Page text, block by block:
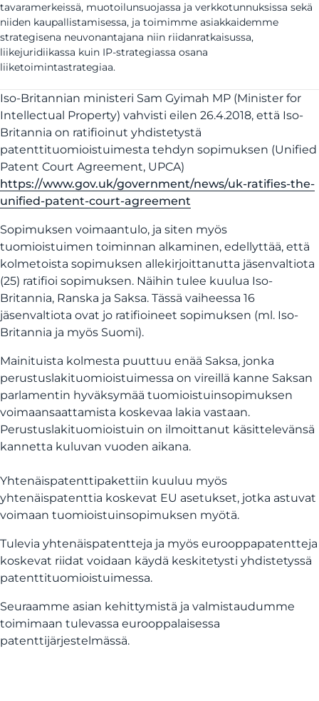
tavaramerkeissä, muotoilunsuojassa ja verkkotunnuksissa sekä
niiden kaupallistamisessa, ja toimimme asiakkaidemme
strategisena neuvonantajana niin riidanratkaisussa,
liikejuridiikassa kuin IP-strategiassa osana
liiketoimintastrategiaa.
Iso-Britannian ministeri Sam Gyimah MP (Minister for
Intellectual Property) vahvisti eilen 26.4.2018, että Iso-
Britannia on ratifioinut yhdistetystä
patenttituomioistuimesta tehdyn sopimuksen (Unified
Patent Court Agreement, UPCA)
https://www.gov.uk/government/news/uk-ratifies-the-
unified-patent-court-agreement
Sopimuksen voimaantulo, ja siten myös
tuomioistuimen toiminnan alkaminen, edellyttää, että
kolmetoista sopimuksen allekirjoittanutta jäsenvaltiota
(25) ratifioi sopimuksen. Näihin tulee kuulua Iso-
Britannia, Ranska ja Saksa. Tässä vaiheessa 16
jäsenvaltiota ovat jo ratifioineet sopimuksen (ml. Iso-
Britannia ja myös Suomi).
Mainituista kolmesta puuttuu enää Saksa, jonka
perustuslakituomioistuimessa on vireillä kanne Saksan
parlamentin hyväksymää tuomioistuinsopimuksen
voimaansaattamista koskevaa lakia vastaan.
Perustuslakituomioistuin on ilmoittanut käsittelevänsä
kannetta kuluvan vuoden aikana.
Yhtenäispatenttipakettiin kuuluu myös
yhtenäispatenttia koskevat EU asetukset, jotka astuvat
voimaan tuomioistuinsopimuksen myötä.
Tulevia yhtenäispatentteja ja myös eurooppapatentteja
koskevat riidat voidaan käydä keskitetysti yhdistetyssä
patenttituomioistuimessa.
Seuraamme asian kehittymistä ja valmistaudumme
toimimaan tulevassa eurooppalaisessa
patenttijärjestelmässä.